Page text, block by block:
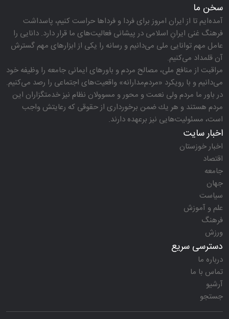
سخن ما
آمده‌ایم تا از ایران امروز برای فردا و فرداها حراست كنیم، پاسداشت
فرهنگ غنی ایرانِ اسلامی در پیشانی فعالیت‌های ما قرار دارد. دانایی را
عامل مهم توانایی ملی می‌دانیم و رسانه را یكی از ابزارهای مهم گسترش
آن قلمداد می‌كنیم.
مراقبت از منافع ملی، مصالح مردم و باورهای ایمانی جامعه را وظیفه خود
می‌دانیم و با رویكرد «مردم‌مدارانه‌» واقعیت‌های اجتماعی را رصد می‌كنیم.
در باور ما مردم ولی نعمت و محور و مسوولان نظام نیز خدمتگزاران این
مردم هستند و هر یك ضمن برخورداری از حقوقی كه رعایتش واجب
است، مسئولیت‌هایی نیز برعهده دارند.
اخبار سایت
اخبار خوزستان
اقتصاد
جامعه
جهان
سیاست
علم و آموزش
فرهنگ
ورزش
دسترسی سریع
درباره ما
تماس با ما
آرشیو
جستجو